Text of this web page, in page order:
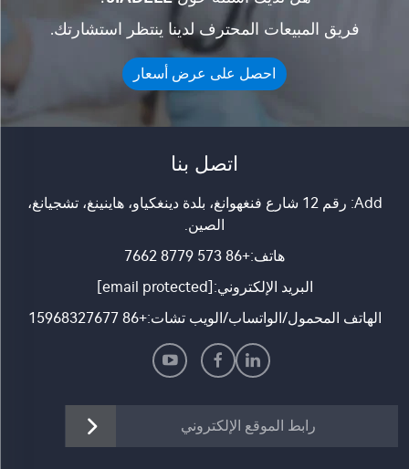
فريق المبيعات المحترف لدينا ينتظر استشارتك.
احصل على عرض أسعار
اتصل بنا
Add: رقم 12 شارع فنغهوانغ، بلدة دينغكياو، هاينينغ، تشجيانغ،
الصين.
هاتف:+86 573 8779 7662
البريد الإلكتروني:
الهاتف المحمول/الواتساب/الويب تشات:+86 15968327677
رابط الموقع الإلكتروني